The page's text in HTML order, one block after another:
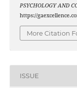
PSYCHOLOGY AND
https://
More Citation
ISSUE